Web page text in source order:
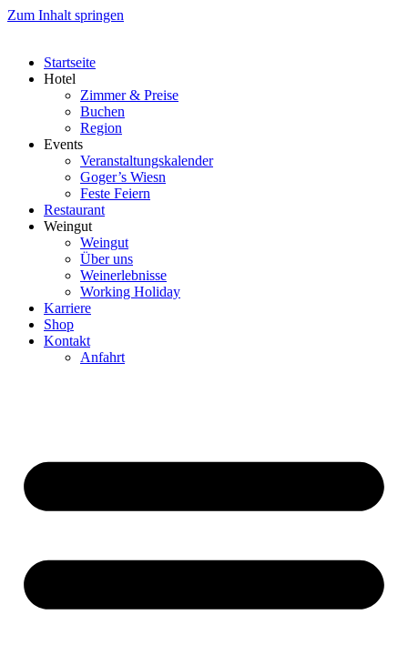
Zum Inhalt springen
Startseite
Hotel
Zimmer & Preise
Buchen
Region
Events
Veranstaltungskalender
Goger’s Wiesn
Feste Feiern
Restaurant
Weingut
Weingut
Über uns
Weinerlebnisse
Working Holiday
Karriere
Shop
Kontakt
Anfahrt